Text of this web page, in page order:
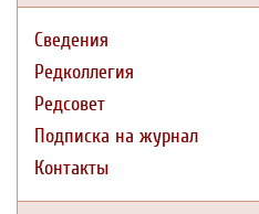
Сведения
Редколлегия
Редсовет
Подписка на журнал
Контакты